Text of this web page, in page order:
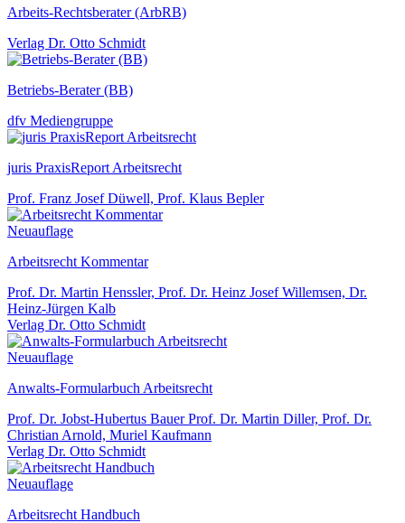
Arbeits-Rechtsberater (ArbRB)
Verlag Dr. Otto Schmidt
Betriebs-Berater (BB)
dfv Mediengruppe
juris PraxisReport Arbeitsrecht
Prof. Franz Josef Düwell, Prof. Klaus Bepler
Neuauflage
Arbeitsrecht Kommentar
Prof. Dr. Martin Henssler, Prof. Dr. Heinz Josef Willemsen, Dr.
Heinz-Jürgen Kalb
Verlag Dr. Otto Schmidt
Neuauflage
Anwalts-Formularbuch Arbeitsrecht
Prof. Dr. Jobst-Hubertus Bauer Prof. Dr. Martin Diller, Prof. Dr.
Christian Arnold, Muriel Kaufmann
Verlag Dr. Otto Schmidt
Neuauflage
Arbeitsrecht Handbuch